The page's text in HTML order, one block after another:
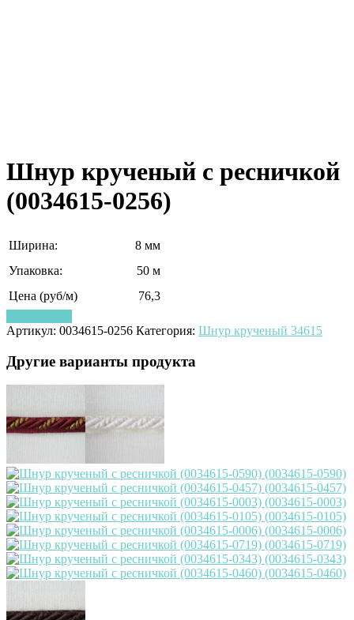
Шнур крученый с ресничкой
(0034615-0256)
Ширина:
8 мм
Упаковка:
50 м
Цена (руб/м)
76,3
Артикул: 0034615-0256 Категория: Шнур крученый 34615
Другие варианты продукта